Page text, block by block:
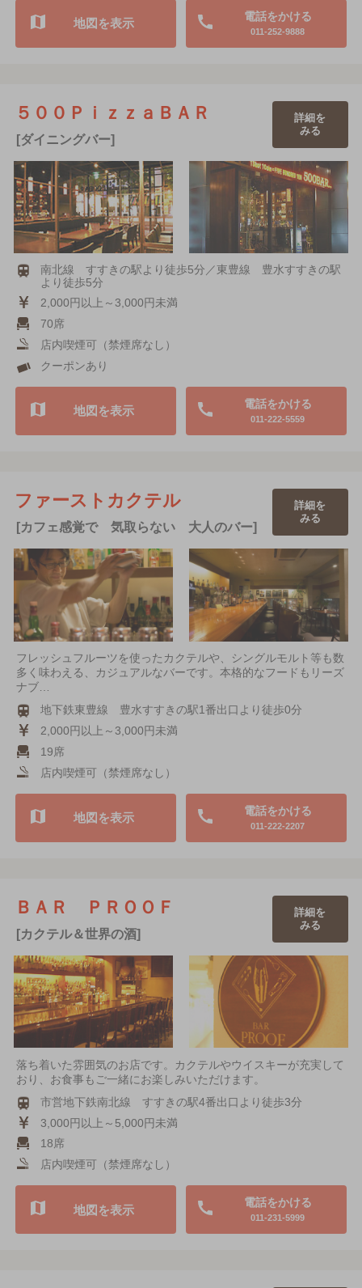
電話をかける
011-252-9888
地図を表示
５００ＰｉｚｚａＢＡＲ
[ダイニングバー]
詳細を
みる
南北線 すすきの駅より徒歩5分／東豊線 豊水すすきの駅
より徒歩5分
2,000円以上～3,000円未満
70席
店内喫煙可（禁煙席なし）
クーポンあり
電話をかける
011-222-5559
地図を表示
ファーストカクテル
[カフェ感覚で 気取らない 大人のバー]
詳細を
みる
フレッシュフルーツを使ったカクテルや、シングルモルト等も数
多く味わえる、カジュアルなバーです。本格的なフードもリーズ
ナブ…
地下鉄東豊線 豊水すすきの駅1番出口より徒歩0分
2,000円以上～3,000円未満
19席
店内喫煙可（禁煙席なし）
電話をかける
011-222-2207
地図を表示
ＢＡＲ ＰＲＯＯＦ
[カクテル＆世界の酒]
詳細を
みる
落ち着いた雰囲気のお店です。カクテルやウイスキーが充実して
おり、お食事もご一緒にお楽しみいただけます。
市営地下鉄南北線 すすきの駅4番出口より徒歩3分
3,000円以上～5,000円未満
18席
店内喫煙可（禁煙席なし）
電話をかける
011-231-5999
地図を表示